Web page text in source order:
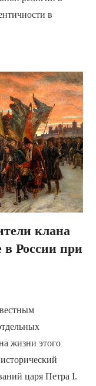
в
клана
в России при
жизни этого
царя Петра I.